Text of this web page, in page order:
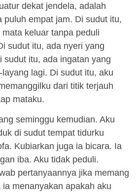
dekat jendela, adalah
puluh empat jam. Di sudut itu,
keluar tanpa peduli
sudut itu, ada nyeri yang
sudut itu, ada ingatan yang
lagi. Di sudut itu, aku
dari titik terjauh
mataku.
seminggu kemudian. Aku
di sudut tempat tidurku
Kubiarkan juga ia bicara. Ia
iba. Aku tidak peduli.
pertanyaannya jika memang
menanyakan apakah aku